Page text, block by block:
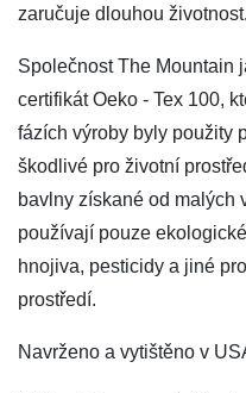
zaručuje dlouhou životnost.
Společnost The Mountain
certifikát Oeko - Tex 100,
fázích výroby byly použity
škodlivé pro životní
bavlny získané od malých
používají pouze
hnojiva, pesticidy a jiné
prostředí.
Navrženo a vytištěno v